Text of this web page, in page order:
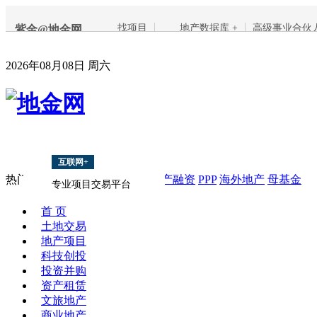
紫金@地金网 找项目 地产数据库 + 高级事业合伙
2026年08月08日 周六
互联网+
专业项目交易平台
热门搜索：项目 上海 南京 地产融资 PPP 海外地产 母基金
首 页
土地交易
地产项目
科技创投
投资并购
资产租赁
文旅地产